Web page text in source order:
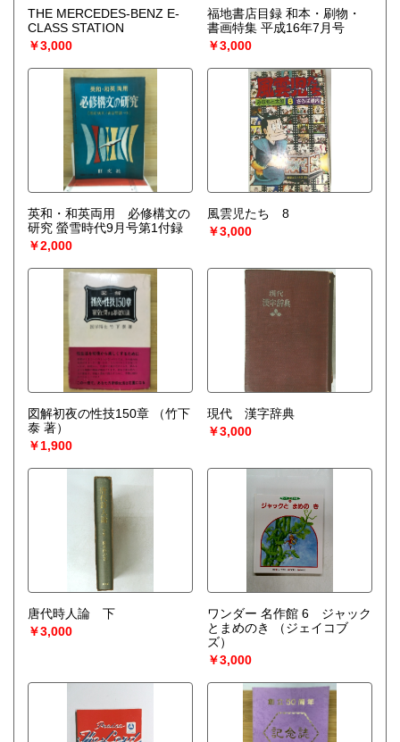
宅配買取送付先
----------------------------------------
501-0224
岐阜県瑞穂市稲里197-1
古本倶楽部 宅配買取受付係
058-322-2366
----------------------------------------
取り扱い分野
オールジャンル、戦前紙モノ、古典籍
THE MERCEDES-BENZ E-
CLASS STATION
￥3,000
福地書店目録 和本・刷物・
書画特集 平成16年7月号
￥3,000
英和・和英両用 必修構文の
研究 螢雪時代9月号第1付録
￥2,000
風雲児たち 8
￥3,000
図解初夜の性技150章
（竹下
泰 著）
￥1,900
現代 漢字辞典
￥3,000
唐代時人論 下
￥3,000
ワンダー 名作館 6 ジャック
とまめのき
（ジェイコブ
ズ）
￥3,000